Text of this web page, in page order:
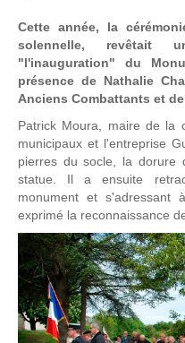
Cette année, la
solennelle, revêtait
"l'inauguration" du
présence de Nathalie
Anciens Combattants et
Patrick Moura, maire de la
municipaux et l'entreprise
pierres du socle, la dorure
statue. Il a ensuite
monument et s'adressant
exprimé la reconnaissance